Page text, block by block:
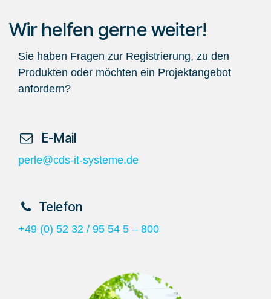
Wir helfen gerne weiter!
Sie haben Fragen zur Registrierung, zu den
Produkten oder möchten ein Projektangebot
anfordern?
​ E-Mail
perle@cds-it-systeme.de
​Telefon
+49 (0) 52 32 / 95 54 5 – 800